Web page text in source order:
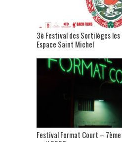
3è Festival des Sortilèges
Espace Saint Michel
Festival Format Court –